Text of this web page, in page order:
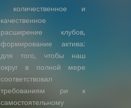
количественное и
качественное
расширение клубов,
формирование актива:
для того, чтобы наш
округ в полной мере
соответствовал
требованиям ри к
самостоятельному